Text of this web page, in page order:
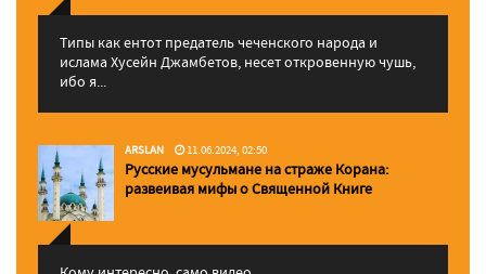
Типы как ентот предатель чеченского народа и
ислама Хусейн Джамбетов, несет откровенную чушь,
ибо я...
ARSLAN 11.06.2024, 02:50
Русские мусульмане на страже Корана:
pазвеивая мифы о Священной Книге